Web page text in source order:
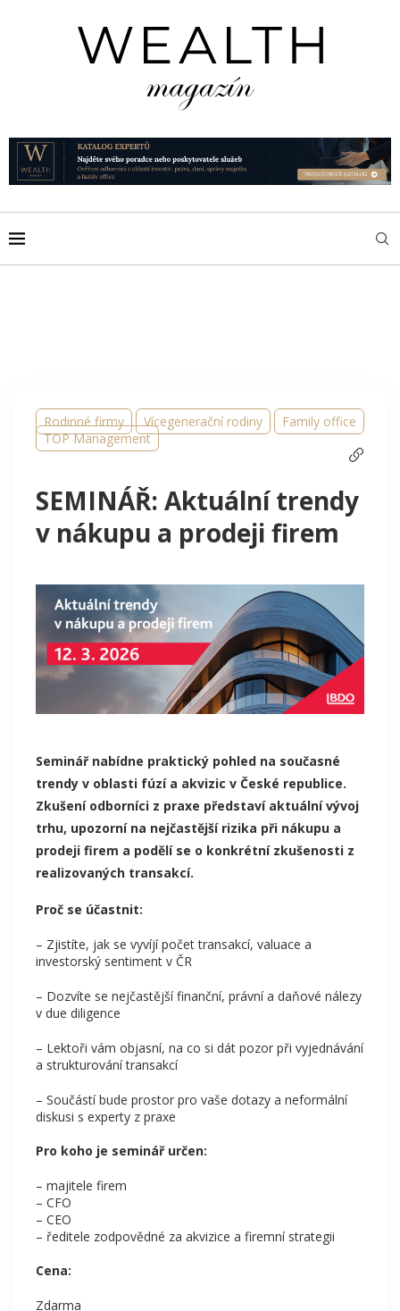
Rodinné firmy Vícegenerační rodiny
Family office
TOP Management
SEMINÁŘ: Aktuální trendy
v nákupu a prodeji firem
Seminář nabídne praktický pohled na současné
trendy v oblasti fúzí a akvizic v České republice.
Zkušení odborníci z praxe představí aktuální vývoj
trhu, upozorní na nejčastější rizika při nákupu a
prodeji firem a podělí se o konkrétní zkušenosti z
realizovaných transakcí.
Proč se účastnit:
– Zjistíte, jak se vyvíjí počet transakcí, valuace a
investorský sentiment v ČR
– Dozvíte se nejčastější finanční, právní a daňové nálezy
v due diligence
– Lektoři vám objasní, na co si dát pozor při vyjednávání
a strukturování transakcí
– Součástí bude prostor pro vaše dotazy a neformální
diskusi s experty z praxe
Pro koho je seminář určen:
– majitele firem
– CFO
– CEO
– ředitele zodpovědné za akvizice a firemní strategii
Cena:
Zdarma